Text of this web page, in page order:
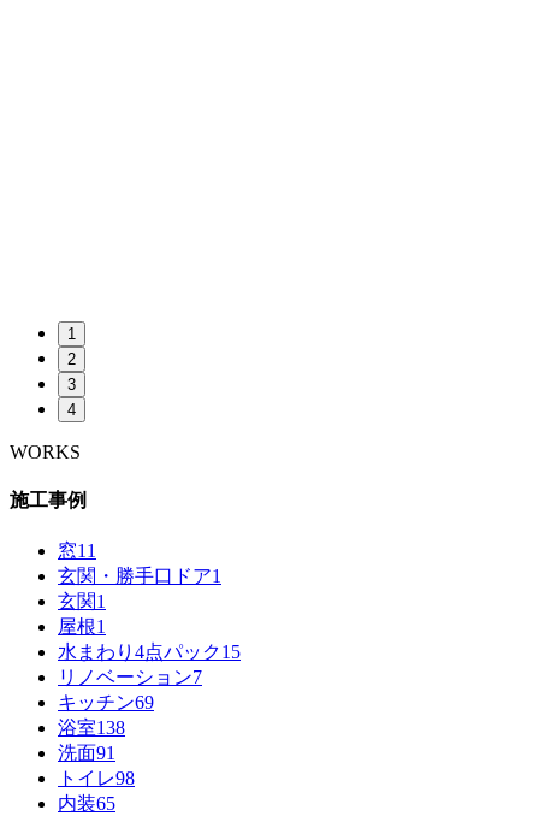
1
2
3
4
WORKS
施工事例
窓11
玄関・勝手口ドア1
玄関1
屋根1
水まわり4点パック15
リノベーション7
キッチン69
浴室138
洗面91
トイレ98
内装65